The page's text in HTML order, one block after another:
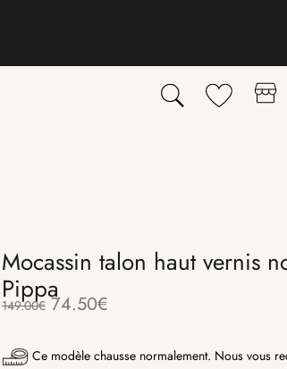
Mocassin talon haut vernis
Pippa
149.00€ 74.50€
Ce modèle chausse normalement. Nous vous